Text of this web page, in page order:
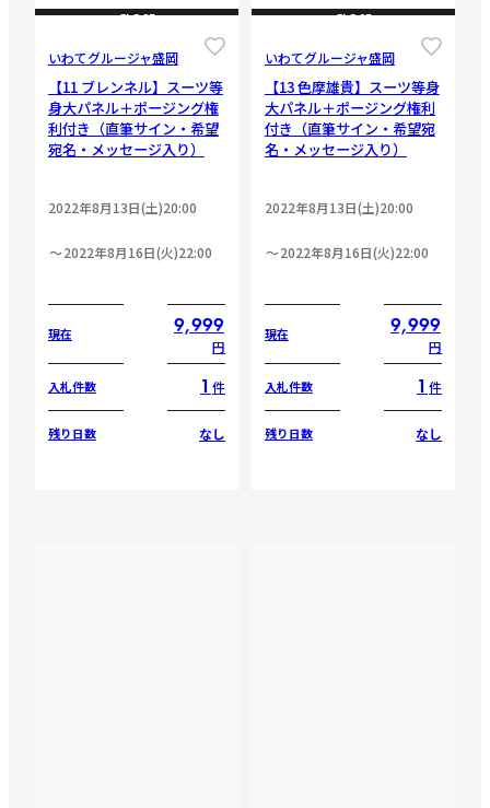
CLOSE
いわてグルージャ盛岡
【11 ブレンネル】スーツ等
身大パネル＋ポージング権
利付き（直筆サイン・希望
宛名・メッセージ入り）
2022年8月13日(土)20:00
2022年8月16日(火)22:00
現在 9,999
円
入札件数 1 件
残り日数 なし
CLOSE
いわてグルージャ盛岡
【13 色摩雄貴】スーツ等身
大パネル＋ポージング権利
付き（直筆サイン・希望宛
名・メッセージ入り）
2022年8月13日(土)20:00
2022年8月16日(火)22:00
現在 9,999
円
入札件数 1 件
残り日数 なし